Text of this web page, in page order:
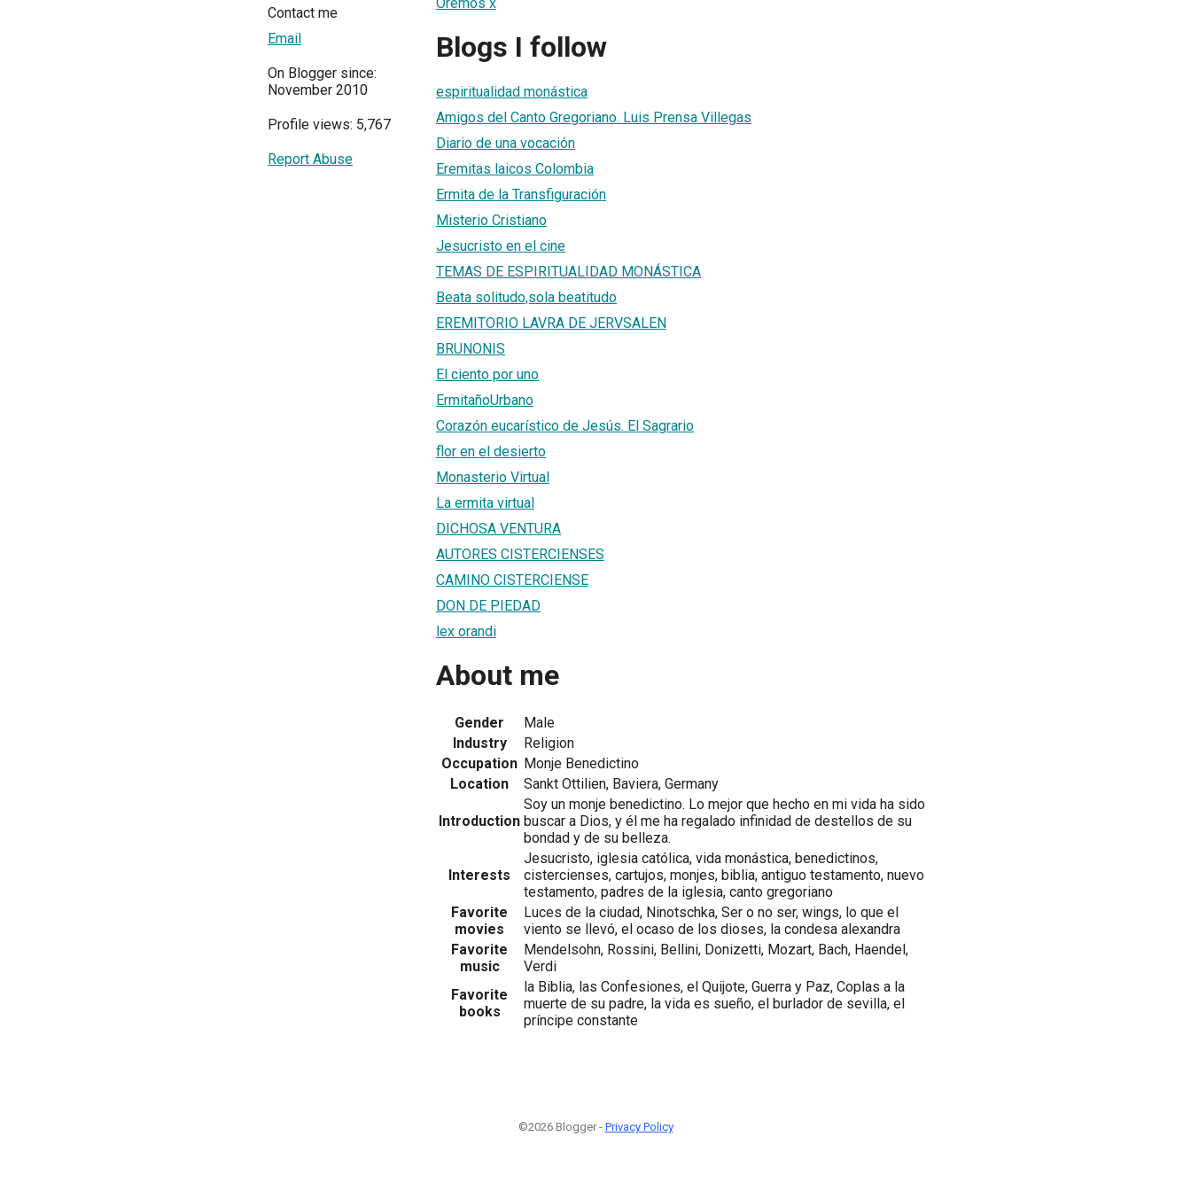
Contact me
Email
On Blogger since:
November 2010
Profile views: 5,767
Report Abuse
Blogs I follow
espiritualidad monástica
Amigos del Canto Gregoriano. Luis Prensa Villegas
Diario de una vocación
Eremitas laicos Colombia
Ermita de la Transfiguración
Misterio Cristiano
Jesucristo en el cine
TEMAS DE ESPIRITUALIDAD MONÁSTICA
Beata solitudo,sola beatitudo
EREMITORIO LAVRA DE JERVSALEN
BRUNONIS
El ciento por uno
ErmitañoUrbano
Corazón eucarístico de Jesús. El Sagrario
flor en el desierto
Monasterio Virtual
La ermita virtual
DICHOSA VENTURA
AUTORES CISTERCIENSES
CAMINO CISTERCIENSE
DON DE PIEDAD
lex orandi
About me
Gender
Male
Industry
Religion
Occupation Monje Benedictino
Location
Sankt Ottilien, Baviera, Germany
Introduction
Soy un monje benedictino. Lo mejor que hecho en mi vida ha sido
buscar a Dios, y él me ha regalado infinidad de destellos de su
bondad y de su belleza.
Interests
Jesucristo, iglesia católica, vida monástica, benedictinos,
cistercienses, cartujos, monjes, biblia, antiguo testamento, nuevo
testamento, padres de la iglesia, canto gregoriano
Favorite
movies
Luces de la ciudad, Ninotschka, Ser o no ser, wings, lo que el
viento se llevó, el ocaso de los dioses, la condesa alexandra
Favorite
music
Mendelsohn, Rossini, Bellini, Donizetti, Mozart, Bach, Haendel,
Verdi
Favorite
books
la Biblia, las Confesiones, el Quijote, Guerra y Paz, Coplas a la
muerte de su padre, la vida es sueño, el burlador de sevilla, el
príncipe constante
©2026 Blogger - Privacy Policy